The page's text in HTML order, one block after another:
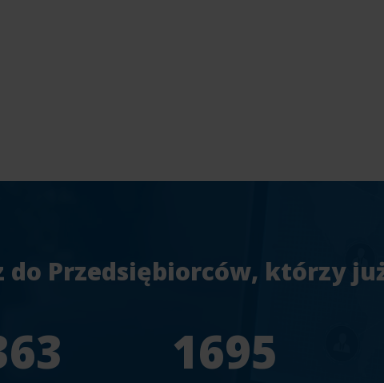
do Przedsiębiorców, którzy
1956